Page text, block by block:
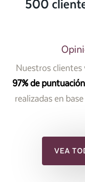
500
Nuestros clientes
97% de
realizadas en
VEA